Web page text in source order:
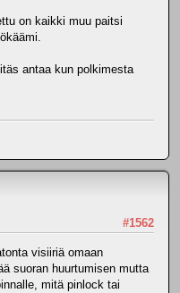
on kaikki muu paitsi
antaa kun polkimesta
#1562
visiiriä omaan
suoran huurtumisen mutta
mitä pinlock tai